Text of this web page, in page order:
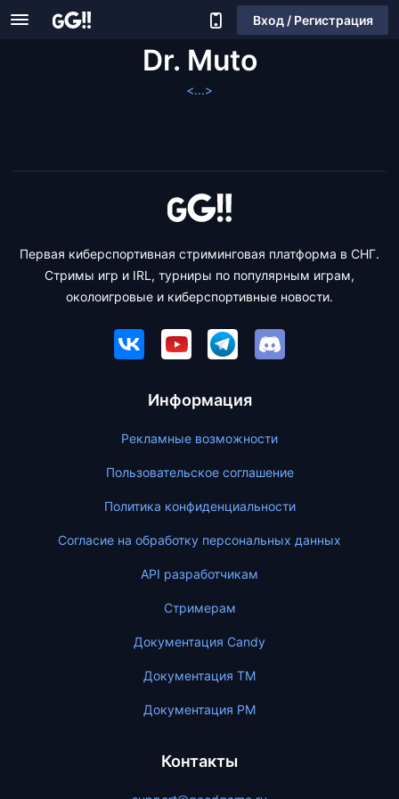
Вход / Регистрация
Dr. Muto
<...>
Первая киберспортивная стриминговая платформа в СНГ.
Стримы игр и IRL, турниры по популярным играм,
околоигровые и киберспортивные новости.
Информация
Рекламные возможности
Пользовательское соглашение
Политика конфиденциальности
Согласие на обработку персональных данных
API разработчикам
Стримерам
Документация Candy
Документация ТМ
Документация PM
Контакты